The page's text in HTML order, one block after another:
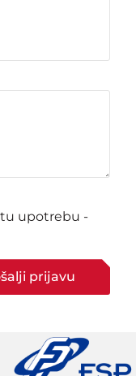
upotrebu -
prijavu